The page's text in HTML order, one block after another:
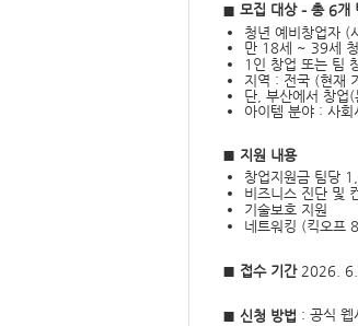
자/
작
성
자,
년
도,
대
표
지,
첨
부
파
일,
출
작
권
형
■ 모집 대상– 총6개
청년 예비창업자 (
만 18세 ~ 39세
1 인 창업 또는 팀
지역 : 전국 (현재
단 부산에서 창업(
아이템 분야 : 사회
■ 지원 내용
창업지원금 팀당
비즈니스 진단 및
기술보호 지원
네트워킹 (킥오프 8
■ 접수 기간2026.
■ 신청 방법 : 공식 웹